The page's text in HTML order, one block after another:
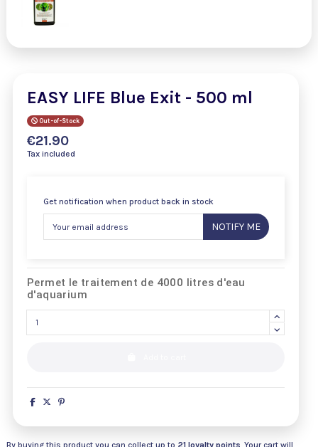
EASY LIFE Blue Exit - 500 ml
Out-of-Stock
€21.90
Tax included
Get notification when product back in stock
NOTIFY ME
Permet le traitement de 4000 litres d'eau
d'aquarium
By buying this product you can collect up to 21 loyalty points. Your cart will